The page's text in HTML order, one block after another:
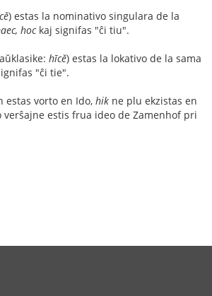
) estas la nominativo singulara de la
hockaj signifas "ĉi tiu".
hīcĕ) estas la lokativo de la sama
"ĉi tie".
estas vorto en Ido, hik ne plu ekzistas en
verŝajne estis frua ideo de Zamenhof pri